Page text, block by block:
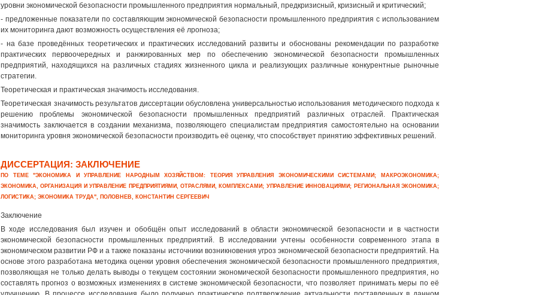
уровни экономической безопасности промышленного предприятия нормальный, предкризисный, кризисный и критический;
- предложенные показатели по составляющим экономической безопасности промышленного предприятия с использованием
их мониторинга дают возможность осуществления её лрогноза;
- на базе проведённых теоретических и практических исследований развиты и обоснованы рекомендации по разработке
практических первоочередных и ранжированных мер по обеспечению экономической безопасности промышленных
предприятий, находящихся на различных стадиях жизненного цикла и реализующих различные конкурентные рыночные
стратегии.
Теоретическая и практическая значимость исследования.
Теоретическая значимость результатов диссертации обусловлена универсальностью использования методического подхода к
решению проблемы экономической безопасности промышленных предприятий различных отраслей. Практическая
значимость заключается в создании механизма, позволяющего специалистам предприятия самостоятельно на основании
мониторинга уровня экономической безопасности производить её оценку, что способствует принятию эффективных решений.
ДИССЕРТАЦИЯ: ЗАКЛЮЧЕНИЕ
ПО ТЕМЕ "ЭКОНОМИКА И УПРАВЛЕНИЕ НАРОДНЫМ ХОЗЯЙСТВОМ: ТЕОРИЯ УПРАВЛЕНИЯ ЭКОНОМИЧЕСКИМИ СИСТЕМАМИ; МАКРОЭКОНОМИКА;
ЭКОНОМИКА, ОРГАНИЗАЦИЯ И УПРАВЛЕНИЕ ПРЕДПРИЯТИЯМИ, ОТРАСЛЯМИ, КОМПЛЕКСАМИ; УПРАВЛЕНИЕ ИННОВАЦИЯМИ; РЕГИОНАЛЬНАЯ ЭКОНОМИКА;
ЛОГИСТИКА; ЭКОНОМИКА ТРУДА", ПОЛОВНЕВ, КОНСТАНТИН СЕРГЕЕВИЧ
Заключение
В ходе исследования был изучен и обобщён опыт исследований в области экономической безопасности и в частности
экономической безопасности промышленных предприятий. В исследовании учтены особенности современного этапа в
экономическом развитии РФ и а также показаны источники возникновения угроз экономической безопасности предприятий. На
основе этого разработана методика оценки уровня обеспечения экономической безопасности промышленного предприятия,
позволяющая не только делать выводы о текущем состоянии экономической безопасности промышленного предприятия, но
составлять прогноз о возможных изменениях в системе экономической безопасности, что позволяет принимать меры по её